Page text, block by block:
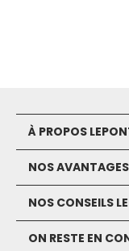
À PROPOS
NOS
NOS CONSEILS
ON RESTE EN